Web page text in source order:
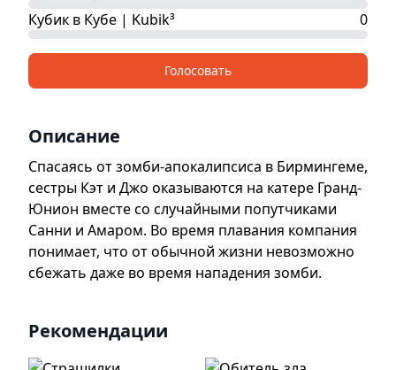
Кубик в Кубе | Kubik³
0
Голосовать
Описание
Спасаясь от зомби-апокалипсиса в Бирмингеме,
сестры Кэт и Джо оказываются на катере Гранд-
Юнион вместе со случайными попутчиками
Санни и Амаром. Во время плавания компания
понимает, что от обычной жизни невозможно
сбежать даже во время нападения зомби.
Рекомендации